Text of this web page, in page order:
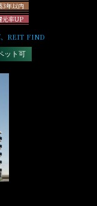
3年以内
元率UP
、REIT FIND
ット可